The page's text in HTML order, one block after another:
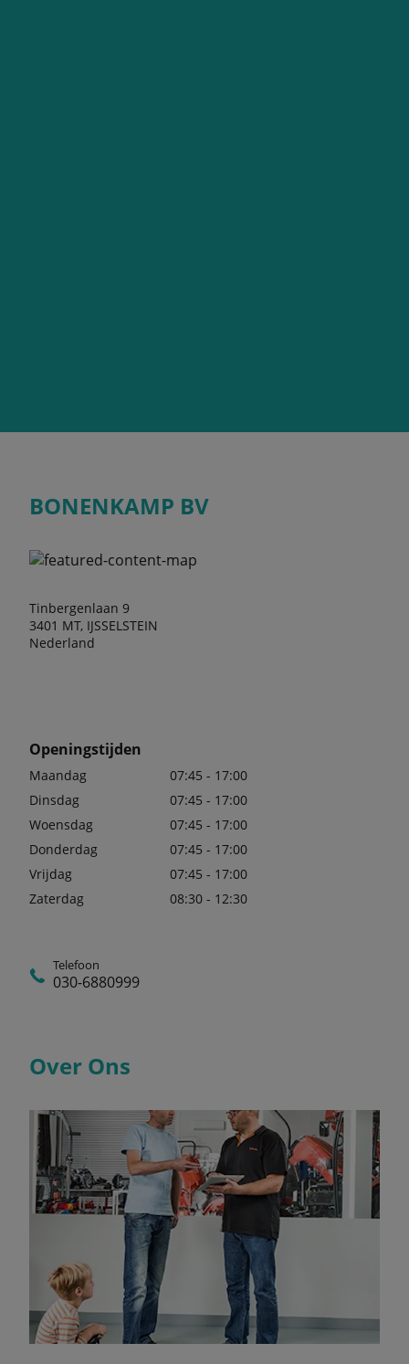
BONENKAMP BV
Tinbergenlaan 9
3401 MT, IJSSELSTEIN
Nederland
Openingstijden
Maandag
07:45 - 17:00
Dinsdag
07:45 - 17:00
Woensdag
07:45 - 17:00
Donderdag
07:45 - 17:00
Vrijdag
07:45 - 17:00
Zaterdag
08:30 - 12:30
Telefoon
030-6880999
Over Ons